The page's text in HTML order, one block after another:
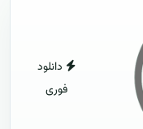
دانلود
فوری